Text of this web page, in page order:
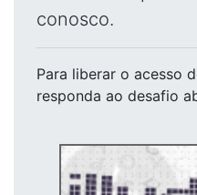
conosco.
Para liberar o acesso
responda ao desafio